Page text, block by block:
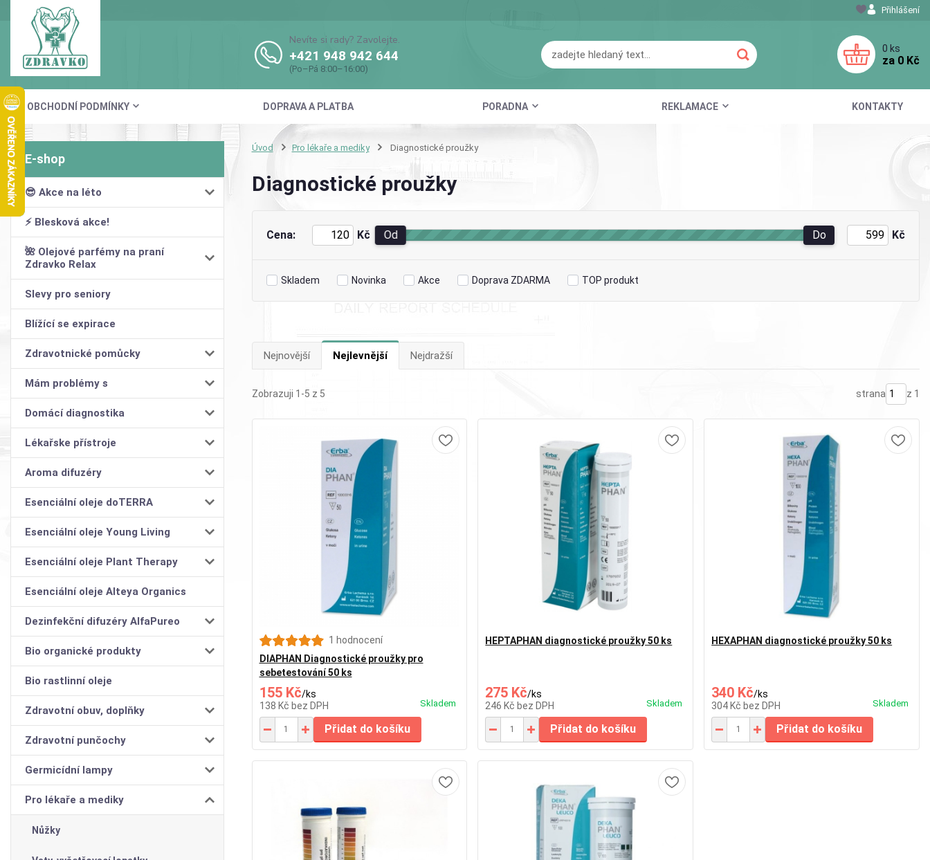
OBCHODNÍ PODMÍNKY DOPRAVA A PLATBA PORADNA REKLAMACE KONTAKTY
Přihlášení
Nevíte si rady? Zavolejte.
+421 948 942 644
(Po–Pá 8:00–16:00)
0 ks
za 0 Kč
😎 Akce na léto
⚡ Blesková akce!
🌺 Olejové parfémy na praní
Zdravko Relax
Slevy pro seniory
Blížící se expirace
Zdravotnické pomůcky
Mám problémy s
Domácí diagnostika
Lékařske přístroje
Aroma difuzéry
Esenciální oleje doTERRA
Esenciální oleje Young Living
Esenciální oleje Plant Therapy
Esenciální oleje Alteya Organics
Dezinfekční difuzéry AlfaPureo
Bio organické produkty
Bio rastlinní oleje
Zdravotní obuv, doplňky
Zdravotní punčochy
Germicídní lampy
Pro lékaře a mediky
Nůžky
Úvod Pro lékaře a mediky Diagnostické proužky
Diagnostické proužky
Cena: Kč Od Do Kč
Skladem Novinka Akce Doprava ZDARMA TOP produkt
Nejnovější Nejlevnější Nejdražší
Zobrazuji 1-5 z 5 strana z 1
1 hodnocení
DIAPHAN Diagnostické proužky pro
sebetestování 50 ks
155 Kč/ks
138 Kč bez DPH Skladem
Přidat do košíku
HEPTAPHAN diagnostické proužky 50 ks
275 Kč/ks
246 Kčbez DPH Skladem
Přidat do košíku
HEXAPHAN diagnostické proužky 50 ks
340 Kč/ks
304 Kčbez DPH Skladem
Přidat do košíku